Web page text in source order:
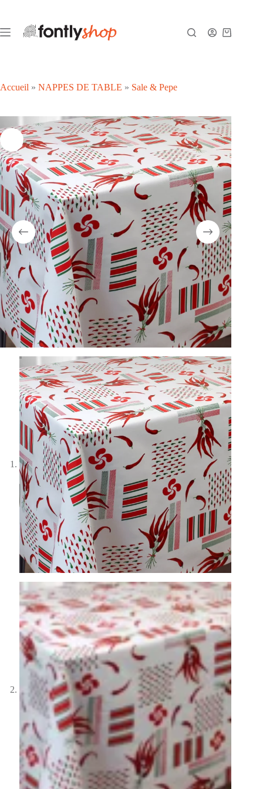
contenu
Panier
Accueil » NAPPES DE TABLE » Sale & Pepe